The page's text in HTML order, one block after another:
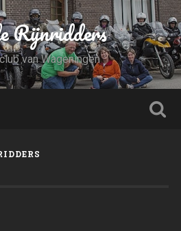
Rijnridders
van Wageningen